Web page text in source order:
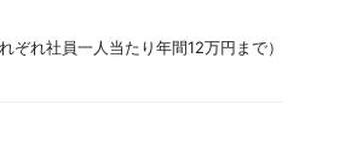
ぞれ社員一人当たり年間12万円まで）